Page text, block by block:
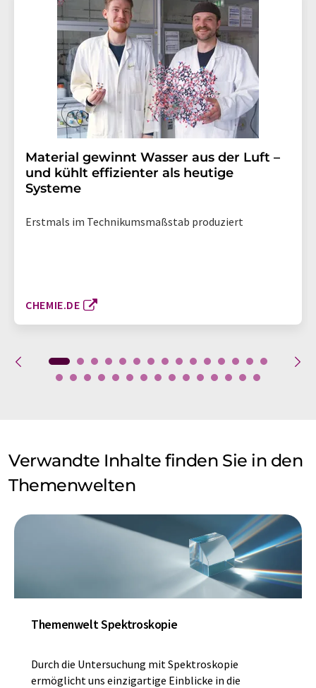
Material gewinnt Wasser aus der Luft –
und kühlt effizienter als heutige
Systeme
Erstmals im Technikumsmaßstab produziert
CHEMIE.DE
Verwandte Inhalte finden Sie in den
Themenwelten
Themenwelt Spektroskopie
Durch die Untersuchung mit Spektroskopie
ermöglicht uns einzigartige Einblicke in die